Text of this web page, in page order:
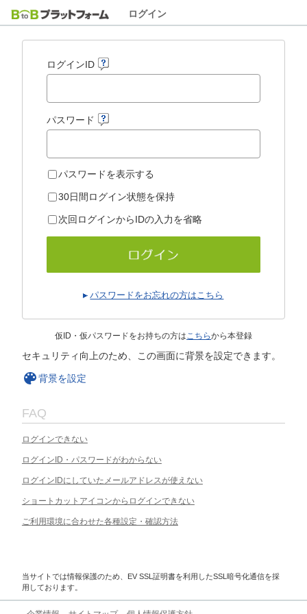
ログイン
ログインID
パスワード
パスワードを表示する
30日間ログイン状態を保持
次回ログインからIDの入力を省略
パスワードをお忘れの方はこちら
仮ID・仮パスワードをお持ちの方はこちらから本登録
セキュリティ向上のため、この画面に背景を設定できます。
背景を設定
FAQ
ログインできない
ログインID・パスワードがわからない
ログインIDにしていたメールアドレスが使えない
ショートカットアイコンからログインできない
ご利用環境に合わせた各種設定・確認方法
当サイトでは情報保護のため、EV SSL証明書を利用したSSL暗号化通信を採
用しております。